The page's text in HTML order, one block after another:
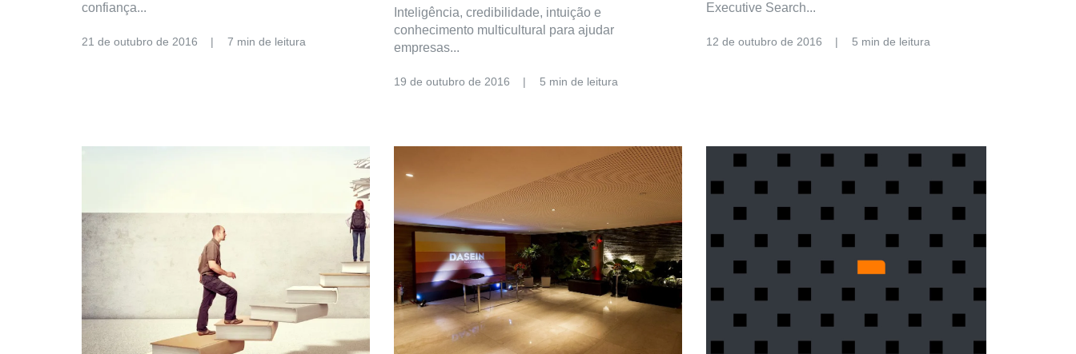
confiança...
21 de outubro de 2016 7 min de leitura
Inteligência, credibilidade, intuição e
conhecimento multicultural para ajudar
empresas...
19 de outubro de 2016 5 min de leitura
Executive Search...
12 de outubro de 2016 5 min de leitura